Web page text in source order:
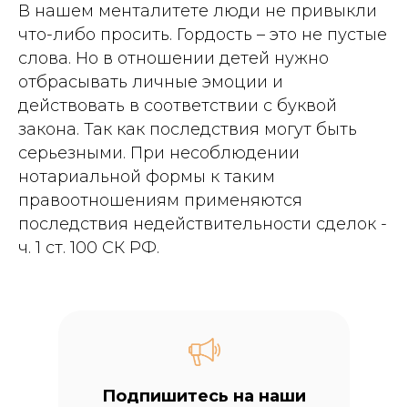
В нашем менталитете люди не привыкли
что-либо просить. Гордость – это не пустые
слова. Но в отношении детей нужно
отбрасывать личные эмоции и
действовать в соответствии с буквой
закона. Так как последствия могут быть
серьезными. При несоблюдении
нотариальной формы к таким
правоотношениям применяются
последствия недействительности сделок -
ч. 1 ст. 100 СК РФ.
Подпишитесь на наши